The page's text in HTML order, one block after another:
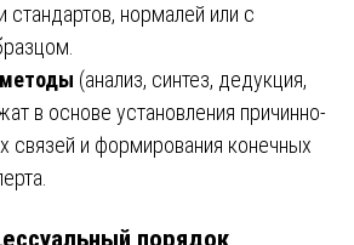
стандартов, нормалей или с
(анализ, синтез, дедукция,
в основе установления причинно-
связей и формирования конечных
порядок